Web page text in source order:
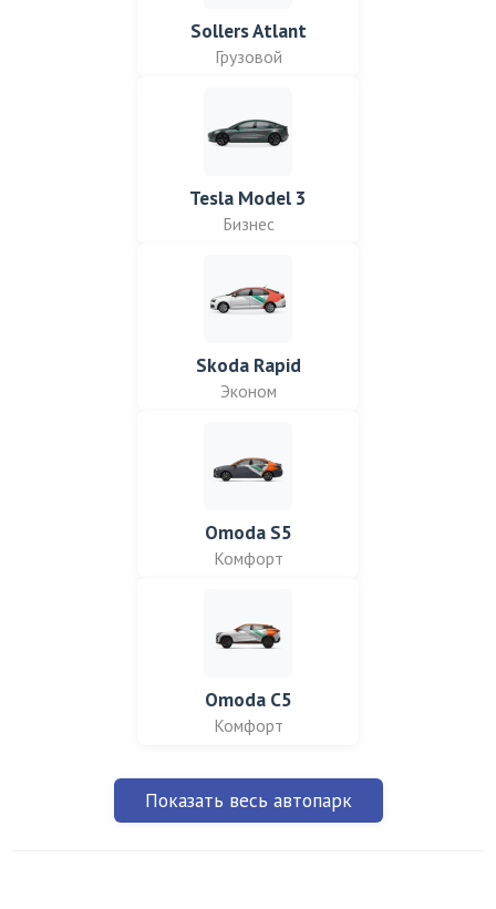
Sollers Atlant
Грузовой
Tesla Model 3
Бизнес
Skoda Rapid
Эконом
Omoda S5
Комфорт
Omoda C5
Комфорт
Показать весь автопарк